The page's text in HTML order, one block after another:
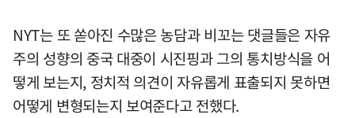
NYT는 또 쏟아진 수많은 농담과 비꼬는 댓글들은 자유
주의 성향의 중국 대중이 시진핑과 그의 통치방식을 어
떻게 보는지, 정치적 의견이 자유롭게 표출되지 못하면
어떻게 변형되는지 보여준다고 전했다.